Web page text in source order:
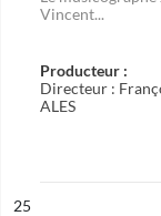
Vincent...
Producteur :
Directeur :
ALES
n°
25